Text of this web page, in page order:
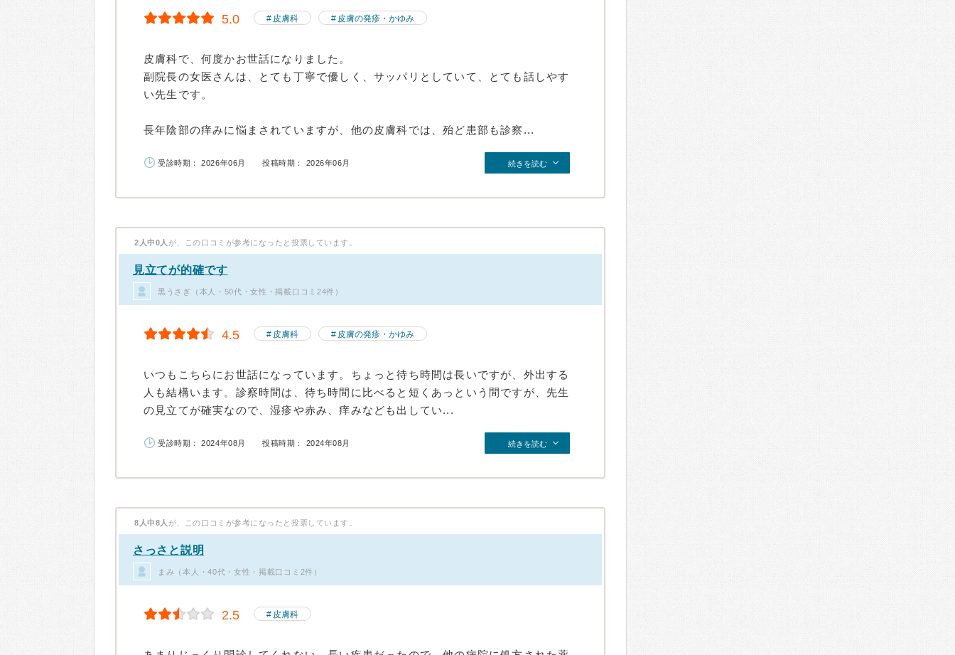
5.0 皮膚科 皮膚の発疹・かゆみ
皮膚科で、何度かお世話になりました。
副院長の女医さんは、とても丁寧で優しく、サッパリとしていて、とても話しやす
い先生です。
長年陰部の痒みに悩まされていますが、他の皮膚科では、殆ど患部も診察...
受診時期： 2026年06月 投稿時期： 2026年06月 続きを読む
2人中0人 が、この口コミが参考になったと投票しています。
見立てが的確です
黒うさぎ（本人・50代・女性・掲載口コミ24件）
4.5 皮膚科 皮膚の発疹・かゆみ
いつもこちらにお世話になっています。ちょっと待ち時間は長いですが、外出する
人も結構います。診察時間は、待ち時間に比べると短くあっという間ですが、先生
の見立てが確実なので、湿疹や赤み、痒みなども出してい...
受診時期： 2024年08月 投稿時期： 2024年08月 続きを読む
8人中8人 が、この口コミが参考になったと投票しています。
さっさと説明
まみ（本人・40代・女性・掲載口コミ2件）
2.5 皮膚科